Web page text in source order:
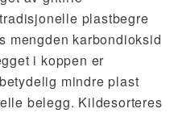
plastbegre
mengden karbondioksid
i koppen er
mindre plast
belegg. Kildesorteres